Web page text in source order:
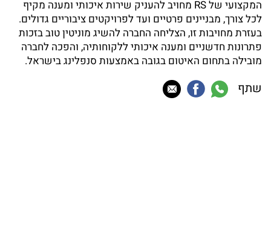
המקצועי של RS מחויב להעניק שירות איכותי ומענה מקיף
לכל צורך, מבניינים פרטיים ועד לפרויקטים ציבוריים גדולים.
בעזרת מחויבות זו, הצליחה החברה להשיג מוניטין טוב בזכות
פתרונות חדשניים ומענה איכותי ללקוחותיה, והפכה לחברה
מובילה בתחום האיטום בגובה באמצעות סנפלינג בישראל.
שתף